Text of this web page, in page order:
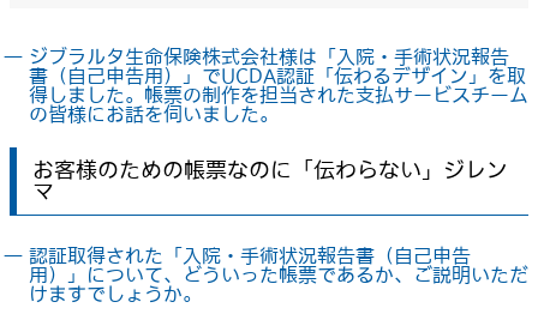
― ジブラルタ生命保険株式会社様は「入院・手術状況報告
書（自己申告用）」でUCDA認証「伝わるデザイン」を取
得しました。帳票の制作を担当された支払サービスチーム
の皆様にお話を伺いました。
お客様のための帳票なのに「伝わらない」ジレン
マ
― 認証取得された「入院・手術状況報告書（自己申告
用）」について、どういった帳票であるか、ご説明いただ
けますでしょうか。